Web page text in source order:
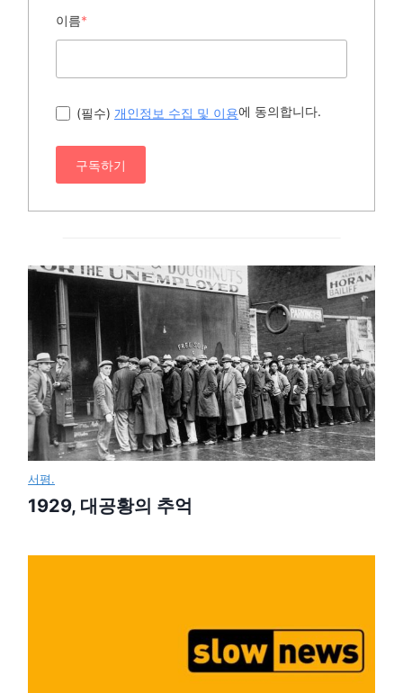
이름*
(필수) 개인정보 수집 및 이용에 동의합니다.
구독하기
서평.
1929, 대공황의 추억